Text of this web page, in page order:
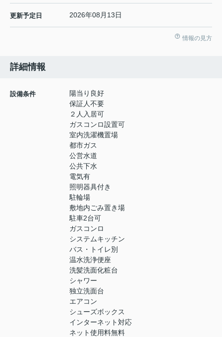
更新予定日 2026年08月13日
情報の見方
詳細情報
設備条件
陽当り良好
保証人不要
２人入居可
ガスコンロ設置可
室内洗濯機置場
都市ガス
公営水道
公共下水
電気有
照明器具付き
駐輪場
敷地内ごみ置き場
駐車2台可
ガスコンロ
システムキッチン
バス・トイレ別
温水洗浄便座
洗髪洗面化粧台
シャワー
独立洗面台
エアコン
シューズボックス
インターネット対応
ネット使用料無料